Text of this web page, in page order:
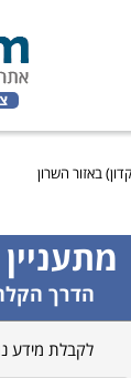
באזור השרון
הדרך
לקבלת מידע